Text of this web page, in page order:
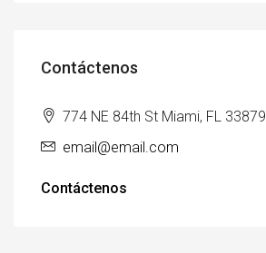
Contáctenos
774 NE 84th St Miami, FL 33879
email@email.com
Contáctenos